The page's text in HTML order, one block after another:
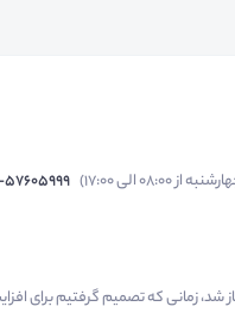
الی 17:00) 57605999
محیط از سال 1401 آغاز شد، زمانی که